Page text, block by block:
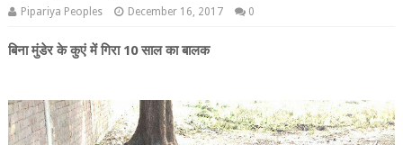
Pipariya Peoples December 16, 2017 0
बिना मुंडेर के कुएं में गिरा 10 साल का बालक